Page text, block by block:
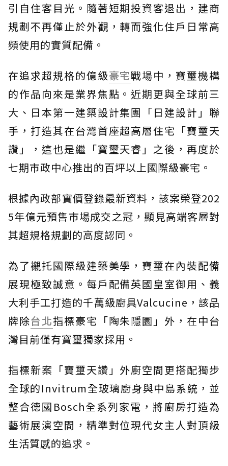
引自住客目光。隨著短期投資客退出，建商
規劃不再僅止於外觀，轉而強化住戶日常高
頻使用的實質配備。
在追求超規格的億級豪宅戰場中，寶璽機構
的作品向來是業界焦點。近期更與全球前三
大、日本第一建築設計集團「日建設計」聯
手，打造其在台灣首座超高層住宅「寶璽天
讚」，這也是繼「寶璽天睿」之後，再度於
七期市政中心推出的百坪以上國際級豪宅。
根據內政部實價登錄最新資料，該案榮登202
5年億元預售市場成交之冠，顯見高端客層對
其超規格規劃的高度認同。
為了襯托國際級建築美學，寶璽在內裝配備
展現極致誠意。每戶配備英國皇室御用、義
大利手工打造的千萬級廚具Valcucine，該品
牌除台北指標豪宅「陶朱隱園」外，在中台
灣目前僅有寶璽獨家採用。
指標新案「寶璽天讚」外廚空間更搭配獨步
全球的Invitrum全玻璃廚身與中島系統，並
整合德國Bosch全系列家電，將廚房打造為
藝術展演空間，精準對位現代女主人對頂級
生活質感的追求。